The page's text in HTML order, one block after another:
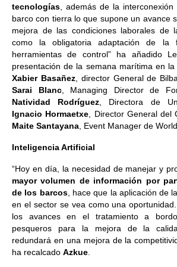
tecnologías , además de la
barco con tierra lo que supone un avance
mejora de las condiciones laborales de
como la obligatoria adaptación de la
herramientas de control” ha añadido
presentación de la semana marítima en
Xabier Basañez, director General de
Sarai Blanc, Managing Director de
Natividad Rodríguez , Directora de
Ignacio Hormaetxe , Director General
Maite Santayana , Event Manager de
Inteligencia Artificial
“Hoy en día, la necesidad de manejar y
mayor volumen de información por
de los barcos, hace que la aplicación de
en el sector se vea como una
los avances en el tratamiento a
pesqueros para la mejora de la
redundará en una mejora de la
ha recalcado Azkue